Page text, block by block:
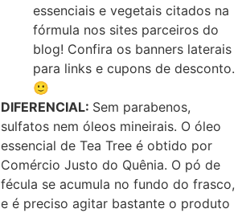
essenciais e vegetais citados na
fórmula nos sites parceiros do
blog! Confira os banners laterais
para links e cupons de desconto.
🙂
DIFERENCIAL: Sem parabenos,
sulfatos nem óleos mineirais. O óleo
essencial de Tea Tree é obtido por
Comércio Justo do Quênia. O pó de
fécula se acumula no fundo do frasco,
e é preciso agitar bastante o produto